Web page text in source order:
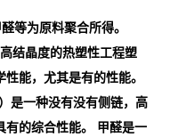
等为原料聚合所得。
结晶度的热塑性工程塑
能，尤其是有的性能。
是一种没有没有侧链，高
有的综合性能。 甲醛是一